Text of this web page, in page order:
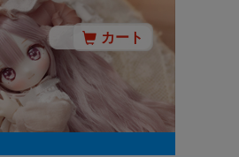
カート